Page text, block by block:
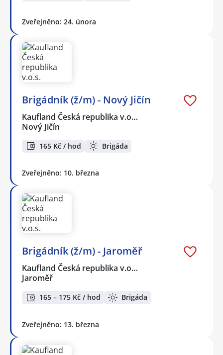
Zveřejněno: 24. února
Brigádník (ž/m) - Nový Jičín
Kaufland Česká republika v.o…
Nový Jičín
165 Kč / hod Brigáda
Zveřejněno: 10. března
Brigádník (ž/m) - Jaroměř
Kaufland Česká republika v.o…
Jaroměř
165 – 175 Kč / hod Brigáda
Zveřejněno: 13. března